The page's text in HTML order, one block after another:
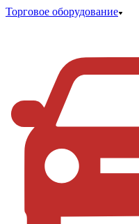
Торговое оборудование